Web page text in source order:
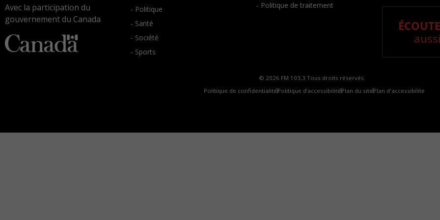
Avec la participation du
gouvernement du Canada
- Politique
- Santé
- Société
- Sports
- Politique de traitement
© 2026 FM 103,3 Tous droits réservés.
Politique de confidentialité Politique d’accessibilité Plan du site Plan d'accessibilite